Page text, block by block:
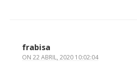
frabisa
ON 22 ABRIL, 2020 10:02:04